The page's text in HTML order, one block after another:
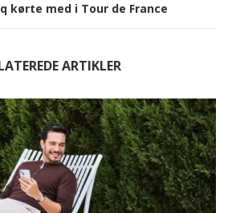
kørte med i Tour de France
ARTIKLER